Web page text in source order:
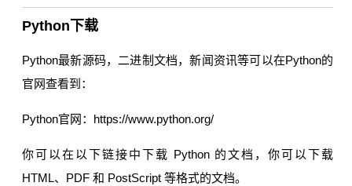
Python下载
Python最新源码，二进制文档，新闻资讯等可以在Python的
官网查看到：
Python官网：https://www.python.org/
你可以在以下链接中下载 Python 的文档，你可以下载
HTML、PDF 和 PostScript 等格式的文档。